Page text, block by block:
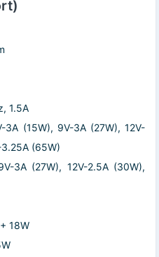
1.5A
(15W), 9V-3A (27W), 12V-
(65W)
3A (27W), 12V-2.5A (30W),
18W